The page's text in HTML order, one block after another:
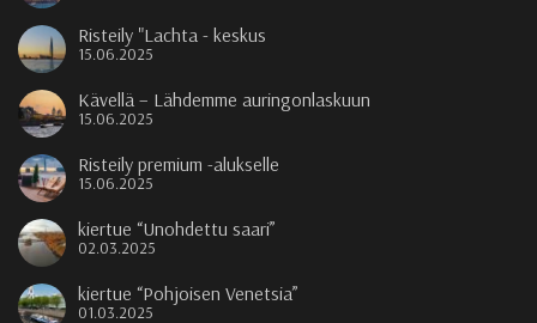
Risteily "Lachta - keskus
15.06.2025
Kävellä – Lähdemme auringonlaskuun
15.06.2025
Risteily premium -alukselle
15.06.2025
kiertue “Unohdettu saari”
02.03.2025
kiertue “Pohjoisen Venetsia”
01.03.2025